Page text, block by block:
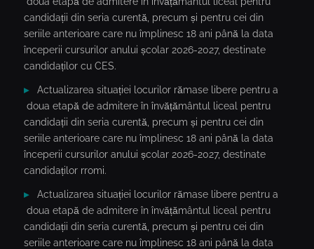
candidații din seria curentă, precum și pentru cei din
seriile anterioare care nu împlinesc 18 ani până la data
începerii cursurilor anului școlar 2026-2027, destinate
candidaților cu CES.
Actualizarea situației locurilor rămase libere pentru a
doua etapă de admitere în învățământul liceal pentru
candidații din seria curentă, precum și pentru cei din
seriile anterioare care nu împlinesc 18 ani până la data
începerii cursurilor anului școlar 2026-2027, destinate
candidaților rromi.
Actualizarea situației locurilor rămase libere pentru a
doua etapă de admitere în învățământul liceal pentru
candidații din seria curentă, precum și pentru cei din
seriile anterioare care nu împlinesc 18 ani până la data